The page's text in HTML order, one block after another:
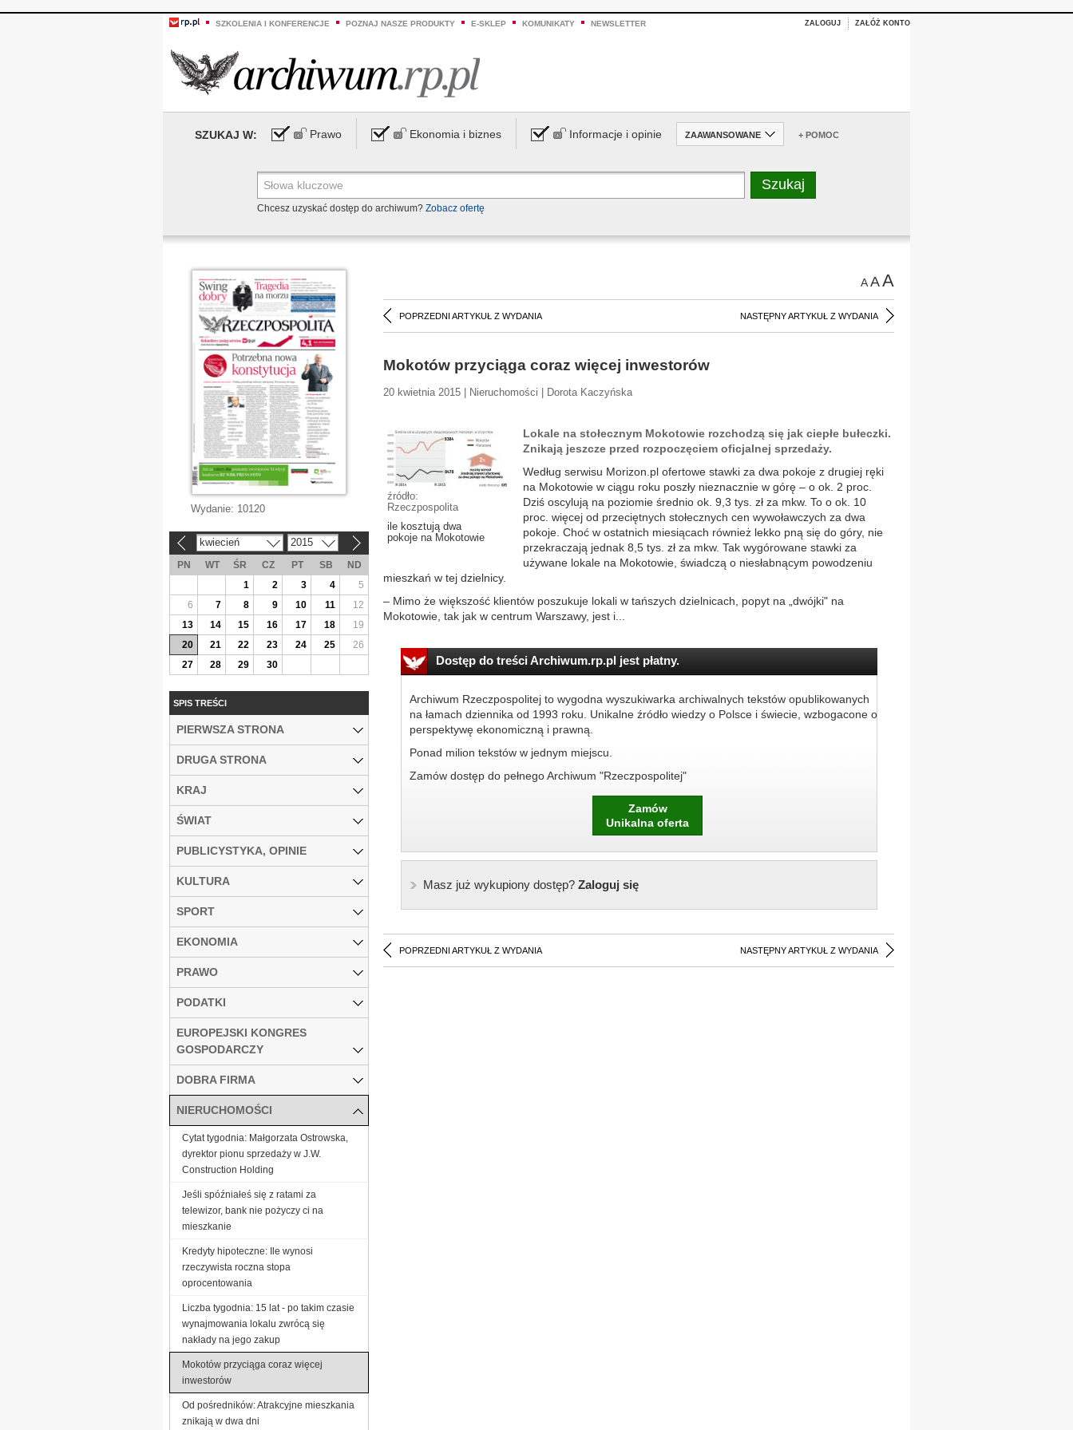
SZKOLENIA I KONFERENCJE POZNAJ NASZE PRODUKTY E-SKLEP KOMUNIKATY NEWSLETTER ZALOGUJ ZAŁÓŻ KONTO
SZUKAJ W: Prawo Ekonomia i biznes Informacje i opinie ZAAWANSOWANE + POMOC
Chcesz uzyskać dostęp do archiwum? Zobacz ofertę
AAA
POPRZEDNI ARTYKUŁ Z WYDANIA NASTĘPNY ARTYKUŁ Z WYDANIA
Mokotów przyciąga coraz więcej inwestorów
20 kwietnia 2015 | Nieruchomości | Dorota Kaczyńska
źródło:
Rzeczpospolita
ile kosztują dwa
pokoje na Mokotowie
Lokale na stołecznym Mokotowie rozchodzą się jak ciepłe bułeczki.
Znikają jeszcze przed rozpoczęciem oficjalnej sprzedaży.
Według serwisu Morizon.pl ofertowe stawki za dwa pokoje z drugiej ręki
na Mokotowie w ciągu roku poszły nieznacznie w górę – o ok. 2 proc.
Dziś oscylują na poziomie średnio ok. 9,3 tys. zł za mkw. To o ok. 10
proc. więcej od przeciętnych stołecznych cen wywoławczych za dwa
pokoje. Choć w ostatnich miesiącach również lekko pną się do góry, nie
przekraczają jednak 8,5 tys. zł za mkw. Tak wygórowane stawki za
używane lokale na Mokotowie, świadczą o niesłabnącym powodzeniu
mieszkań w tej dzielnicy.
– Mimo że większość klientów poszukuje lokali w tańszych dzielnicach, popyt na „dwójki" na
Mokotowie, tak jak w centrum Warszawy, jest i...
Dostęp do treści Archiwum.rp.pl jest płatny.
Archiwum Rzeczpospolitej to wygodna wyszukiwarka archiwalnych tekstów opublikowanych
na łamach dziennika od 1993 roku. Unikalne źródło wiedzy o Polsce i świecie, wzbogacone o
perspektywę ekonomiczną i prawną.
Ponad milion tekstów w jednym miejscu.
Zamów dostęp do pełnego Archiwum "Rzeczpospolitej"
Zamów
Unikalna oferta
Masz już wykupiony dostęp?Zaloguj się
POPRZEDNI ARTYKUŁ Z WYDANIA NASTĘPNY ARTYKUŁ Z WYDANIA
Wydanie: 10120
kwiecień 2015
PN WT ŚR CZ PT SB
ND
1
2 3 4
5
6
7 8 9 10 11
12
13
14 15 16 17 18
19
20
21 22 23 24 25
26
27
28 29 30
SPIS TREŚCI
PIERWSZA STRONA
DRUGA STRONA
KRAJ
ŚWIAT
PUBLICYSTYKA, OPINIE
KULTURA
SPORT
EKONOMIA
PRAWO
PODATKI
EUROPEJSKI KONGRES
GOSPODARCZY
DOBRA FIRMA
NIERUCHOMOŚCI
Cytat tygodnia: Małgorzata Ostrowska,
dyrektor pionu sprzedaży w J.W.
Construction Holding
Jeśli spóźniałeś się z ratami za
telewizor, bank nie pożyczy ci na
mieszkanie
Kredyty hipoteczne: Ile wynosi
rzeczywista roczna stopa
oprocentowania
Liczba tygodnia: 15 lat - po takim czasie
wynajmowania lokalu zwrócą się
nakłady na jego zakup
Mokotów przyciąga coraz więcej
inwestorów
Od pośredników: Atrakcyjne mieszkania
znikają w dwa dni